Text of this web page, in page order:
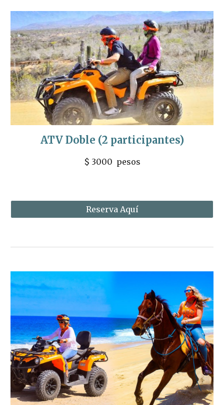
ATV Doble (2 participantes)
$ 3000  pesos
Reserva Aquí